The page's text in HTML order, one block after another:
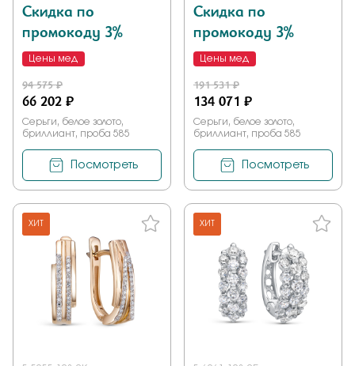
Скидка по
промокоду 3%
Цены мед
94 575 ₽
66 202 ₽
Серьги, белое золото,
бриллиант, проба 585
Посмотреть
Скидка по
промокоду 3%
Цены мед
191 531 ₽
134 071 ₽
Серьги, белое золото,
бриллиант, проба 585
Посмотреть
ХИТ ХИТ